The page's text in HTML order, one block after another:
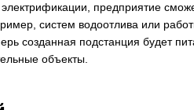
предприятие
систем водоотлива или
созданная подстанция будет
объекты.